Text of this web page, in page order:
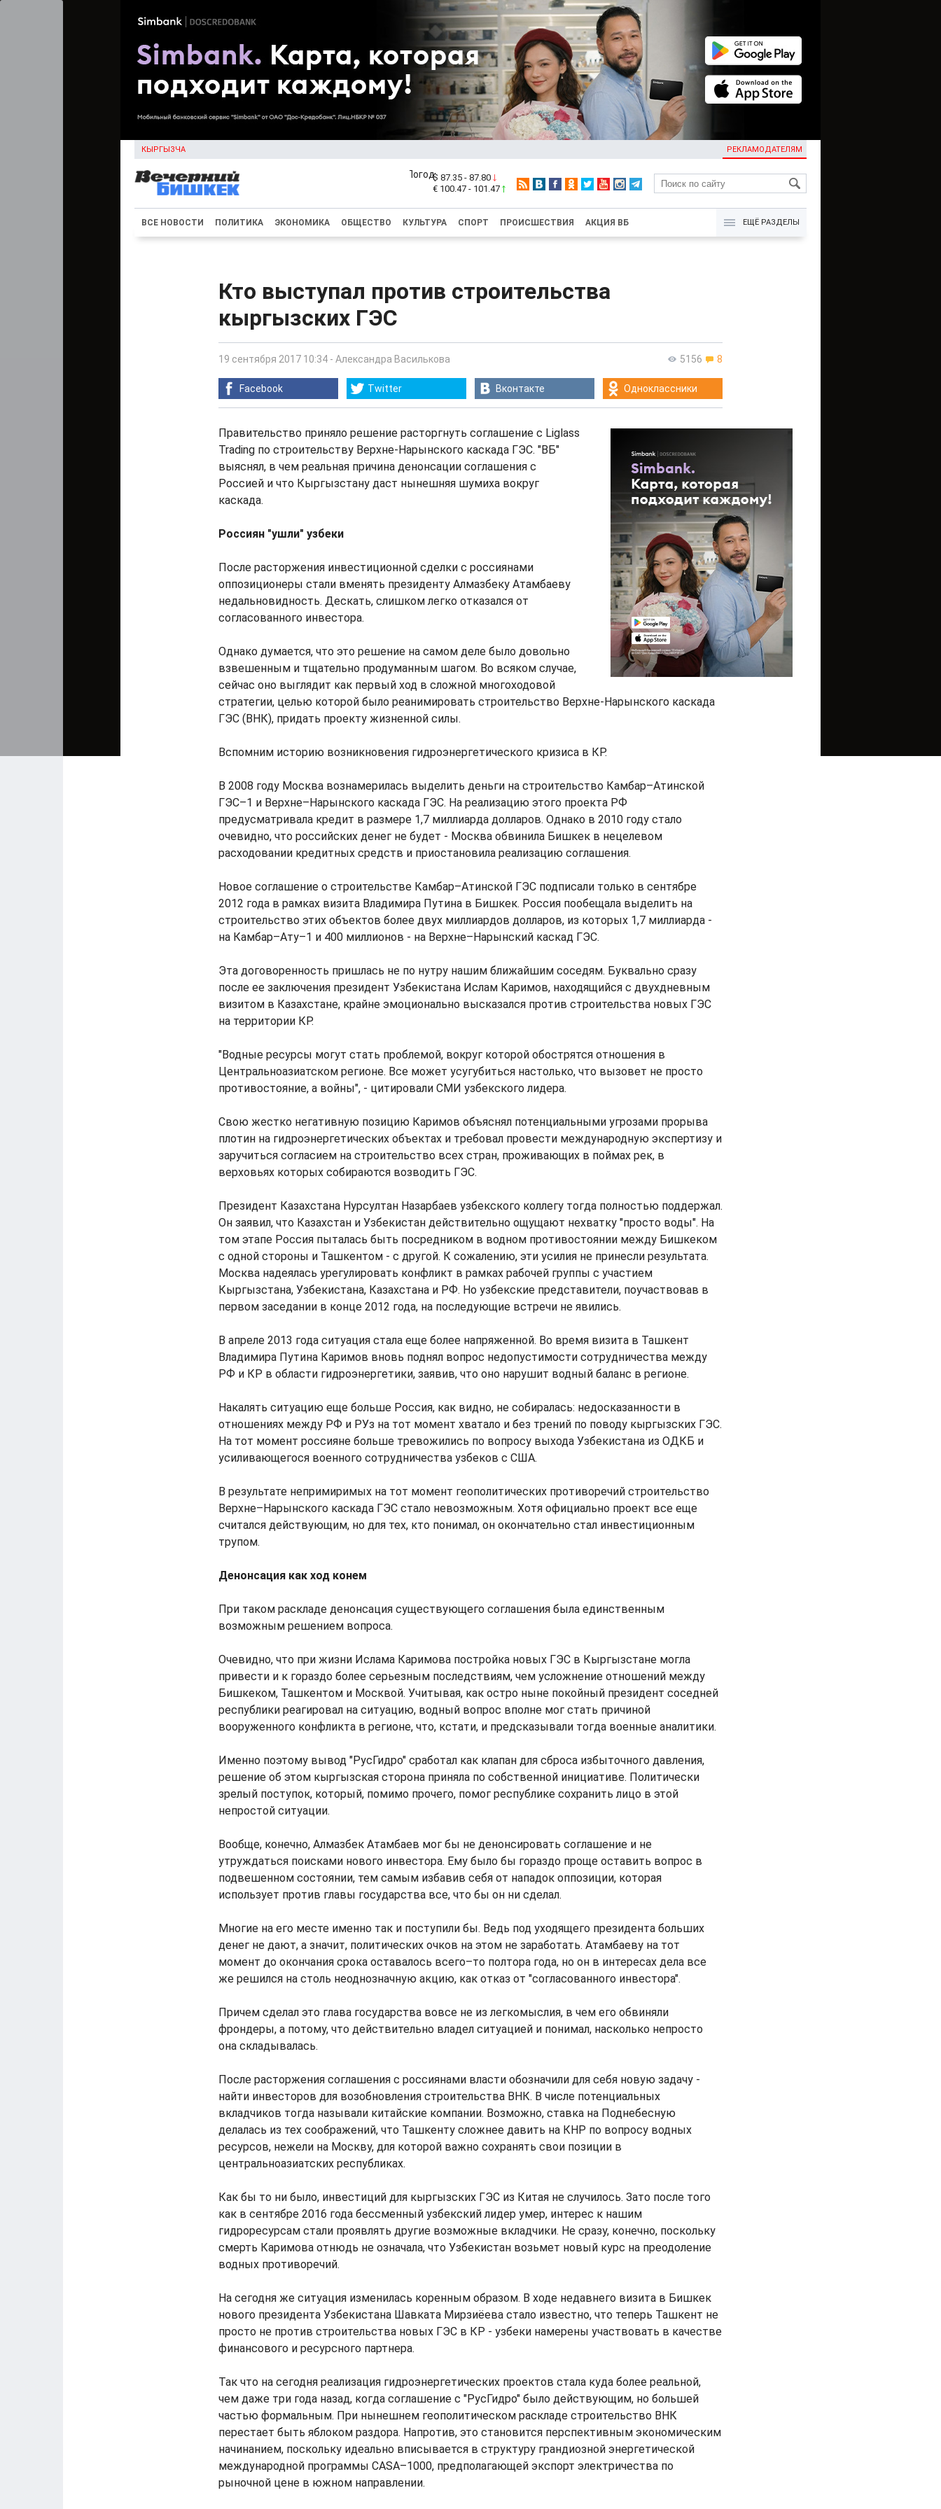
КЫРГЫЗЧА РЕКЛАМОДАТЕЛЯМ
KG
$ 87.35 - 87.80
€ 100.47 - 101.47
ВСЕ НОВОСТИ ПОЛИТИКА ЭКОНОМИКА ОБЩЕСТВО КУЛЬТУРА СПОРТ ПРОИСШЕСТВИЯ АКЦИЯ ВБ ЕЩЁ РАЗДЕЛЫ
Кто выступал против строительства
кыргызских ГЭС
5156 8
19 сентября 2017 10:34 - Александра Василькова
Facebook Twitter Вконтакте Одноклассники
Правительство приняло решение расторгнуть соглашение с Liglass
Trading по строительству Верхне-Нарынского каскада ГЭС. "ВБ"
выяснял, в чем реальная причина денонсации соглашения с
Россией и что Кыргызстану даст нынешняя шумиха вокруг
каскада.
Россиян "ушли" узбеки
После расторжения инвестиционной сделки с россиянами
оппозиционеры стали вменять президенту Алмазбеку Атамбаеву
недальновидность. Дескать, слишком легко отказался от
согласованного инвестора.
Однако думается, что это решение на самом деле было довольно
взвешенным и тщательно продуманным шагом. Во всяком случае,
сейчас оно выглядит как первый ход в сложной многоходовой
стратегии, целью которой было реанимировать строительство Верхне-Нарынского каскада
ГЭС (ВНК), придать проекту жизненной силы.
Вспомним историю возникновения гидроэнергетического кризиса в КР.
В 2008 году Москва вознамерилась выделить деньги на строительство Камбар–Атинской
ГЭС–1 и Верхне–Нарынского каскада ГЭС. На реализацию этого проекта РФ
предусматривала кредит в размере 1,7 миллиарда долларов. Однако в 2010 году стало
очевидно, что российских денег не будет - Москва обвинила Бишкек в нецелевом
расходовании кредитных средств и приостановила реализацию соглашения.
Новое соглашение о строительстве Камбар–Атинской ГЭС подписали только в сентябре
2012 года в рамках визита Владимира Путина в Бишкек. Россия пообещала выделить на
строительство этих объектов более двух миллиардов долларов, из которых 1,7 миллиарда -
на Камбар–Ату–1 и 400 миллионов - на Верхне–Нарынский каскад ГЭС.
Эта договоренность пришлась не по нутру нашим ближайшим соседям. Буквально сразу
после ее заключения президент Узбекистана Ислам Каримов, находящийся с двухдневным
визитом в Казахстане, крайне эмоционально высказался против строительства новых ГЭС
на территории КР.
"Водные ресурсы могут стать проблемой, вокруг которой обострятся отношения в
Центральноазиатском регионе. Все может усугубиться настолько, что вызовет не просто
противостояние, а войны", - цитировали СМИ узбекского лидера.
Свою жестко негативную позицию Каримов объяснял потенциальными угрозами прорыва
плотин на гидроэнергетических объектах и требовал провести международную экспертизу и
заручиться согласием на строительство всех стран, проживающих в поймах рек, в
верховьях которых собираются возводить ГЭС.
Президент Казахстана Нурсултан Назарбаев узбекского коллегу тогда полностью поддержал.
Он заявил, что Казахстан и Узбекистан действительно ощущают нехватку "просто воды". На
том этапе Россия пыталась быть посредником в водном противостоянии между Бишкеком
с одной стороны и Ташкентом - с другой. К сожалению, эти усилия не принесли результата.
Москва надеялась урегулировать конфликт в рамках рабочей группы с участием
Кыргызстана, Узбекистана, Казахстана и РФ. Но узбекские представители, поучаствовав в
первом заседании в конце 2012 года, на последующие встречи не явились.
В апреле 2013 года ситуация стала еще более напряженной. Во время визита в Ташкент
Владимира Путина Каримов вновь поднял вопрос недопустимости сотрудничества между
РФ и КР в области гидроэнергетики, заявив, что оно нарушит водный баланс в регионе.
Накалять ситуацию еще больше Россия, как видно, не собиралась: недосказанности в
отношениях между РФ и РУз на тот момент хватало и без трений по поводу кыргызских ГЭС.
На тот момент россияне больше тревожились по вопросу выхода Узбекистана из ОДКБ и
усиливающегося военного сотрудничества узбеков с США.
В результате непримиримых на тот момент геополитических противоречий строительство
Верхне–Нарынского каскада ГЭС стало невозможным. Хотя официально проект все еще
считался действующим, но для тех, кто понимал, он окончательно стал инвестиционным
трупом.
Денонсация как ход конем
При таком раскладе денонсация существующего соглашения была единственным
возможным решением вопроса.
Очевидно, что при жизни Ислама Каримова постройка новых ГЭС в Кыргызстане могла
привести и к гораздо более серьезным последствиям, чем усложнение отношений между
Бишкеком, Ташкентом и Москвой. Учитывая, как остро ныне покойный президент соседней
республики реагировал на ситуацию, водный вопрос вполне мог стать причиной
вооруженного конфликта в регионе, что, кстати, и предсказывали тогда военные аналитики.
Именно поэтому вывод "РусГидро" сработал как клапан для сброса избыточного давления,
решение об этом кыргызская сторона приняла по собственной инициативе. Политически
зрелый поступок, который, помимо прочего, помог республике сохранить лицо в этой
непростой ситуации.
Вообще, конечно, Алмазбек Атамбаев мог бы не денонсировать соглашение и не
утруждаться поисками нового инвестора. Ему было бы гораздо проще оставить вопрос в
подвешенном состоянии, тем самым избавив себя от нападок оппозиции, которая
использует против главы государства все, что бы он ни сделал.
Многие на его месте именно так и поступили бы. Ведь под уходящего президента больших
денег не дают, а значит, политических очков на этом не заработать. Атамбаеву на тот
момент до окончания срока оставалось всего–то полтора года, но он в интересах дела все
же решился на столь неоднозначную акцию, как отказ от "согласованного инвестора".
Причем сделал это глава государства вовсе не из легкомыслия, в чем его обвиняли
фрондеры, а потому, что действительно владел ситуацией и понимал, насколько непросто
она складывалась.
После расторжения соглашения с россиянами власти обозначили для себя новую задачу -
найти инвесторов для возобновления строительства ВНК. В числе потенциальных
вкладчиков тогда называли китайские компании. Возможно, ставка на Поднебесную
делалась из тех соображений, что Ташкенту сложнее давить на КНР по вопросу водных
ресурсов, нежели на Москву, для которой важно сохранять свои позиции в
центральноазиатских республиках.
Как бы то ни было, инвестиций для кыргызских ГЭС из Китая не случилось. Зато после того
как в сентябре 2016 года бессменный узбекский лидер умер, интерес к нашим
гидроресурсам стали проявлять другие возможные вкладчики. Не сразу, конечно, поскольку
смерть Каримова отнюдь не означала, что Узбекистан возьмет новый курс на преодоление
водных противоречий.
На сегодня же ситуация изменилась коренным образом. В ходе недавнего визита в Бишкек
нового президента Узбекистана Шавката Мирзиёeва стало известно, что теперь Ташкент не
просто не против строительства новых ГЭС в КР - узбеки намерены участвовать в качестве
финансового и ресурсного партнера.
Так что на сегодня реализация гидроэнергетических проектов стала куда более реальной,
чем даже три года назад, когда соглашение с "РусГидро" было действующим, но большей
частью формальным. При нынешнем геополитическом раскладе строительство ВНК
перестает быть яблоком раздора. Напротив, это становится перспективным экономическим
начинанием, поскольку идеально вписывается в структуру грандиозной энергетической
международной программы CASA–1000, предполагающей экспорт электричества по
рыночной цене в южном направлении.